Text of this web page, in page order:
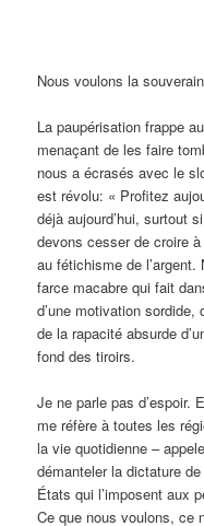
Nous voulons la
La paupérisation frappe
menaçant de les faire
nous a écrasés avec le
est révolu: « Profitez
déjà aujourd’hui, surtout
devons cesser de croire
au fétichisme de
farce macabre qui fait
d’une motivation
de la rapacité absurde
fond des tiroirs.
Je ne parle pas d’espoir.
me réfère à toutes les
la vie quotidienne –
démanteler la dictature
États qui l’imposent aux
Ce que nous voulons, ce